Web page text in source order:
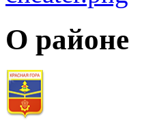
О районе